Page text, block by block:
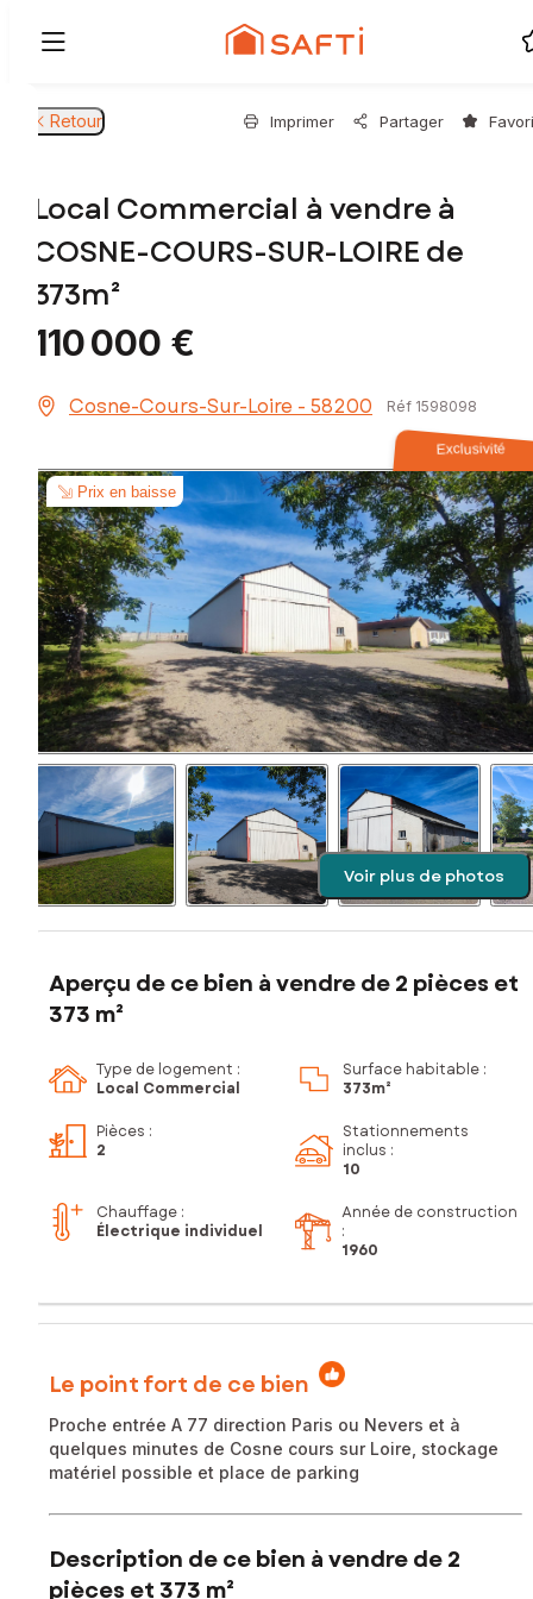
Retour Imprimer Partager
Local Commercial à vendre à
COSNE-COURS-SUR-LOIRE de
373m²
110 000 €
Cosne-Cours-Sur-Loire - 58200 Réf 1598098
Exclusivité
Prix en baisse
Voir plus de photos
Aperçu de ce bien à vendre de 2 pièces et
373 m²
Type de logement :
Local Commercial
Surface habitable :
373m²
Pièces :
2
Stationnements
inclus :
10
Chauffage :
Électrique individuel
Année de construction
:
1960
Le point fort de ce bien
Proche entrée A 77 direction Paris ou Nevers et à
quelques minutes de Cosne cours sur Loire, stockage
matériel possible et place de parking
Description de ce bien à vendre de 2
pièces et 373 m²